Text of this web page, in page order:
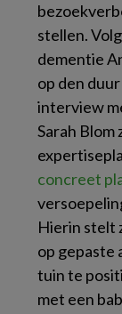
stellen.
dementie
op den
interview
Sarah Blom
concreet
Hierin stelt
op gepaste
tuin te
met een